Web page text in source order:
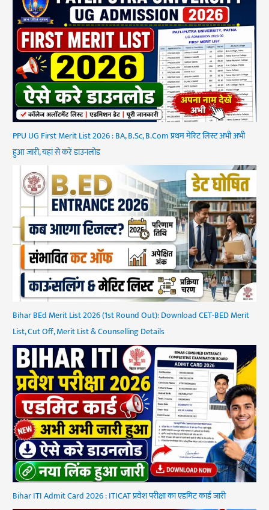
PPU UG First Merit List 2026 : BA, B.Sc, B.Com प्रथम मेरिट लिस्ट अभी अभी
हुआ जारी, यहां से करें डाउनलोड
Bihar BEd Merit List 2026 (1st Round Out): Download CET-BED Merit
List, Cut Off, Merit List & Counselling Details
Bihar ITI Admit Card 2026 : ITICAT प्रवेश परीक्षा का एडमिट कार्ड जारी